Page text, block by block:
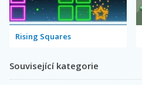
Rising Squares
Související kategorie